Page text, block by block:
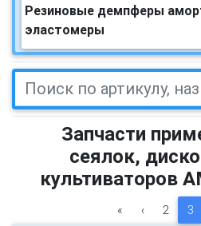
Резиновые демпферы
эластомеры
Запчасти
сеялок,
культиваторов
« ‹ 2 3